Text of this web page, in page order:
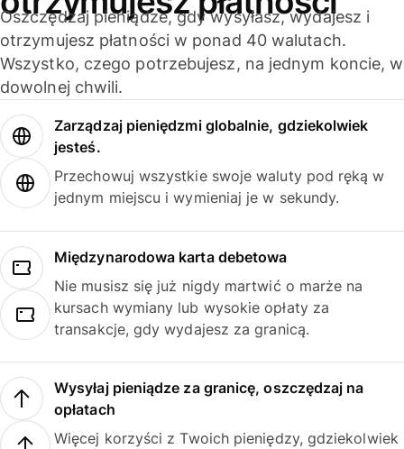
Oszczędzaj pieniądze, gdy wysyłasz, wydajesz i
otrzymujesz płatności w ponad 40 walutach.
Wszystko, czego potrzebujesz, na jednym koncie, w
dowolnej chwili.
Zarządzaj pieniędzmi globalnie, gdziekolwiek
jesteś.
Przechowuj wszystkie swoje waluty pod ręką w
jednym miejscu i wymieniaj je w sekundy.
Międzynarodowa karta debetowa
Nie musisz się już nigdy martwić o marże na
kursach wymiany lub wysokie opłaty za
transakcje, gdy wydajesz za granicą.
Wysyłaj pieniądze za granicę, oszczędzaj na
opłatach
Więcej korzyści z Twoich pieniędzy, gdziekolwiek